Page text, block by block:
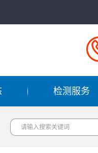
检测服务